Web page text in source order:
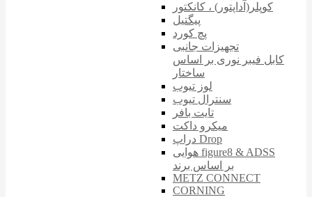
کوپلر(آداپتور) ، کانکتور
پیگتیل
پچ کورد
تجهیزات جانبی
کابل فیبر نوری بر اساس
ساختار
لوز تیوب
سنترال تیوب
تایت بافر
میکرو داکت
دراپ Drop
هوایی figure8 & ADSS
بر اساس برند
METZ CONNECT
CORNING